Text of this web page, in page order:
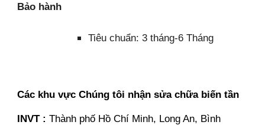
Bảo hành
Tiêu chuẩn: 3 tháng-6 Tháng
Các khu vực Chúng tôi nhận sửa chữa biến tần
INVT :Thành phố Hồ Chí Minh, Long An, Bình